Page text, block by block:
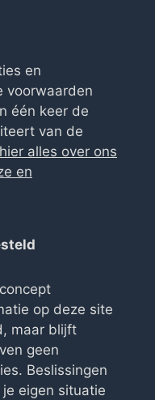
en
voorwaarden
één keer de
van de
hier alles over ons
en
op deze site
maar blijft
geen
Beslissingen
eigen situatie